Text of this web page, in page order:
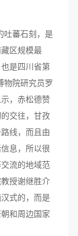
蕃石刻，是
区规模最
是四川省第
物院研究员罗
，赤松德赞
交往，甘孜
线，而且由
息，所以很
流的地域范
授谢继胜介
式的，而是
和周边国家